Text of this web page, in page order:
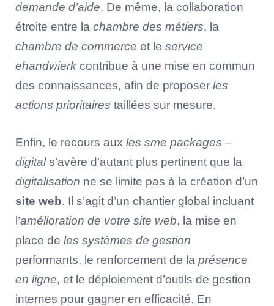
demande d’aide. De même, la collaboration
étroite entre la chambre des métiers, la
chambre de commerce et le service
ehandwierk contribue à une mise en commun
des connaissances, afin de proposer les
actions prioritaires taillées sur mesure.
Enfin, le recours aux les sme packages –
digitals’avère d’autant plus pertinent que la
digitalisation ne se limite pas à la création d’un
site web. Il s’agit d’un chantier global incluant
l’amélioration de votre site web, la mise en
place de les systèmes de gestion
performants, le renforcement de la présence
en ligne, et le déploiement d’outils de gestion
internes pour gagner en efficacité. En